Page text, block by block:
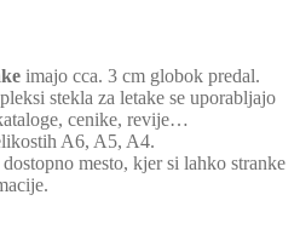
imajo cca. 3 cm globok predal.
stekla za letake se uporabljajo
cenike, revije…
A6, A5, A4.
mesto, kjer si lahko stranke